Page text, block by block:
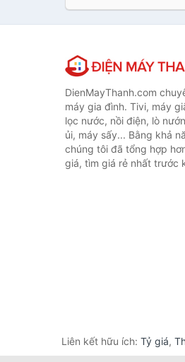
DienMayThanh.com
máy gia đình. Tivi, máy
lọc nước, nồi điện, lò
ủi, máy sấy... Bằng khả
chúng tôi đã tổng hợp
giá, tìm giá rẻ nhất trước
Liên kết hữu ích: Tỷ giá,